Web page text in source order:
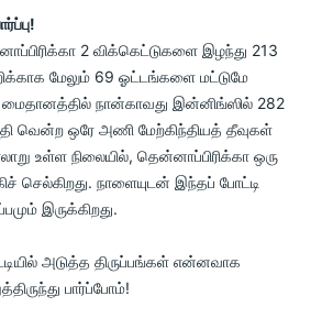
2 விக்கெட்டுகளை இழந்து 213
மேலும் 69 ஓட்டங்களை மட்டுமே
நான்காவது இன்னிங்ஸில் 282
வென்ற ஒரே அணி மேற்கிந்தியத் தீவுகள்
உள்ள நிலையில், தென்னாப்பிரிக்கா ஒரு
செல்கிறது. நாளையுடன் இந்தப் போட்டி
இருக்கிறது.
அடுத்த திருப்பங்கள் என்னவாக
பார்ப்போம்!